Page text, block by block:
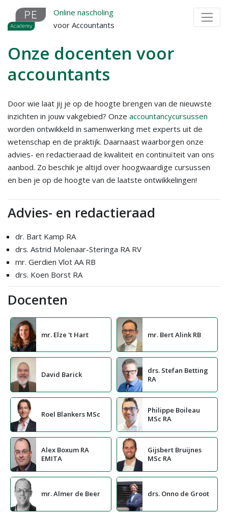
Overslaan
naar
inhoud
gaan
Online nascholing
voor Accountants
Onze docenten voor
accountants
Door wie laat jij je op de hoogte brengen van de nieuwste
inzichten in jouw vakgebied? Onze accountancycursussen
worden ontwikkeld in samenwerking met experts uit de
wetenschap en de praktijk. Daarnaast waarborgen onze
advies- en redactieraad de kwaliteit en continuïteit van ons
aanbod. Zo beschik je altijd over hoogwaardige cursussen
en ben je op de hoogte van de laatste ontwikkelingen!
Advies- en redactieraad
dr. Bart Kamp RA
drs. Astrid Molenaar-Steringa RA RV
mr. Gerdien Vlot AA RB
drs. Koen Borst RA
Docenten
mr. Elze 't Hart mr. Bert Alink RB
David Barick
drs. Stefan Betting
RA
Roel Blankers MSc
Philippe Boileau
MSc RA
Alex Boxum RA
EMITA
Gijsbert Bruijnes
MSc RA
mr. Almer de Beer drs. Onno de Groot